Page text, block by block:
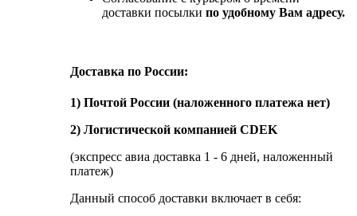
доставки посылки по удобному Вам адресу.
Доставка по России:
1) Почтой России (наложенного платежа нет)
2) Логистической компанией CDEK
(экспресс авиа доставка 1 - 6 дней, наложенный
платеж)
Данный способ доставки включает в себя: